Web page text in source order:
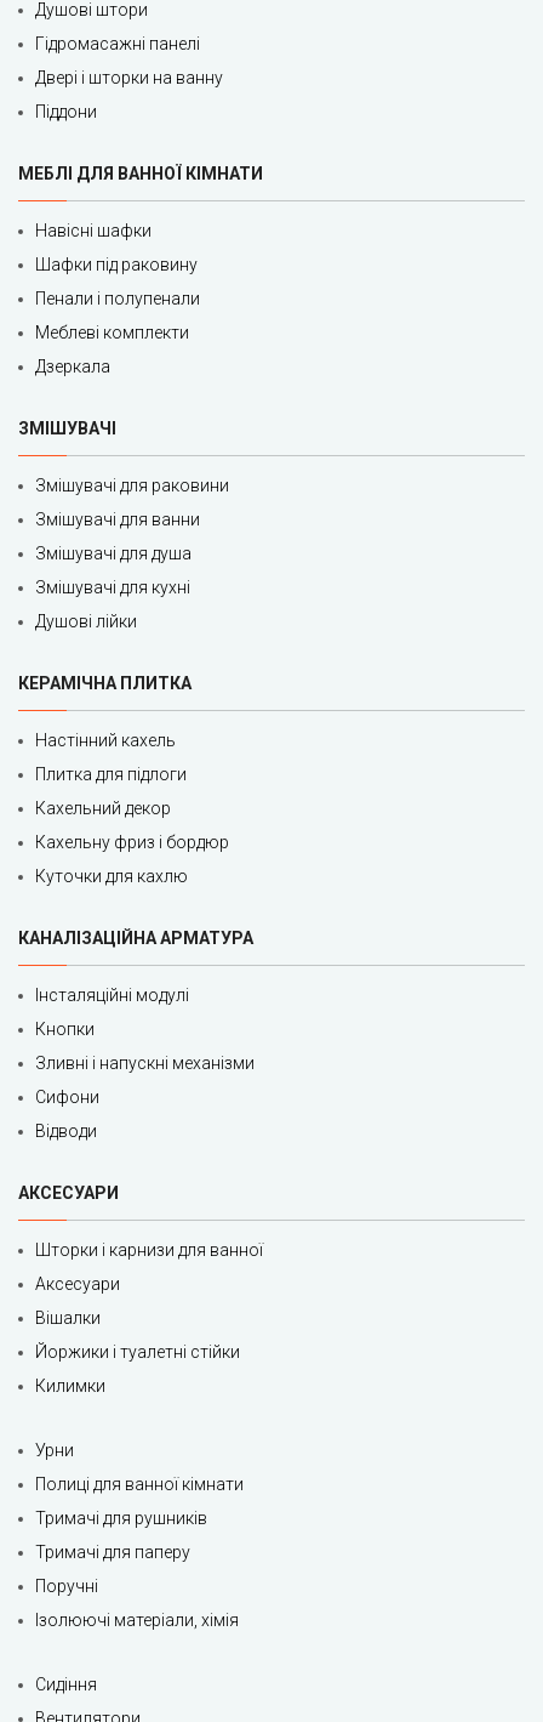
Душові штори
Гідромасажні панелі
Двері і шторки на ванну
Піддони
МЕБЛІ ДЛЯ ВАННОЇ КІМНАТИ
Навісні шафки
Шафки під раковину
Пенали і полупенали
Меблеві комплекти
Дзеркала
ЗМІШУВАЧІ
Змішувачі для раковини
Змішувачі для ванни
Змішувачі для душа
Змішувачі для кухні
Душові лійки
КЕРАМІЧНА ПЛИТКА
Настінний кахель
Плитка для підлоги
Кахельний декор
Кахельну фриз і бордюр
Куточки для кахлю
КАНАЛІЗАЦІЙНА АРМАТУРА
Інсталяційні модулі
Кнопки
Зливні і напускні механізми
Сифони
Відводи
АКСЕСУАРИ
Шторки і карнизи для ванної
Аксесуари
Вішалки
Йоржики і туалетні стійки
Килимки
Урни
Полиці для ванної кімнати
Тримачі для рушників
Тримачі для паперу
Поручні
Ізолюючі матеріали, хімія
Сидіння